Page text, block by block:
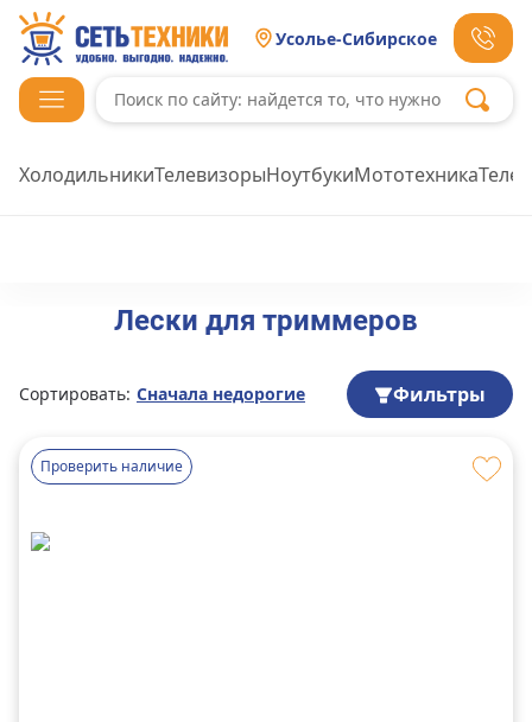
Усолье-Сибирское
ХолодильникиТелевизорыНоутбукиМототехника
Лески для триммеров
Сортировать: Сначала недорогие Фильтры
Проверить наличие